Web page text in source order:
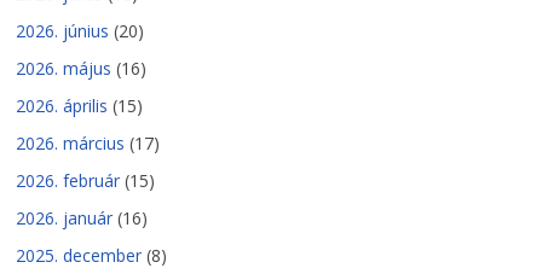
2026. június (20)
2026. május (16)
2026. április (15)
2026. március (17)
2026. február (15)
2026. január (16)
2025. december (8)